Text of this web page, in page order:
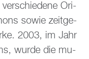
ver­schie­de­ne Ori­
sowie zeit­ge­
2003, im Jahr
wurde die mu­